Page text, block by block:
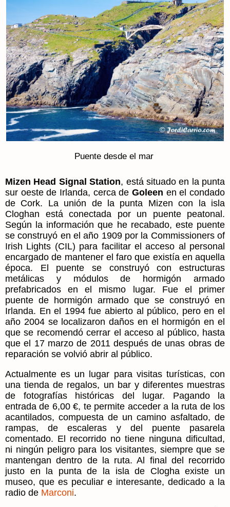
Puente desde el mar
Mizen Head Signal Station, está situado en la punta
sur oeste de Irlanda, cerca de Goleen en el condado
de Cork. La unión de la punta Mizen con la isla
Cloghan está conectada por un puente peatonal.
Según la información que he recabado, este puente
se construyó en el año 1909 por la Commissioners of
Irish Lights (CIL) para facilitar el acceso al personal
encargado de mantener el faro que existía en aquella
época. El puente se construyó con estructuras
metálicas y módulos de hormigón armado
prefabricados en el mismo lugar. Fue el primer
puente de hormigón armado que se construyó en
Irlanda. En el 1994 fue abierto al público, pero en el
año 2004 se localizaron daños en el hormigón en el
que se recomendó cerrar el acceso al público, hasta
que el 17 marzo de 2011 después de unas obras de
reparación se volvió abrir al público.
Actualmente es un lugar para visitas turísticas, con
una tienda de regalos, un bar y diferentes muestras
de fotografías históricas del lugar. Pagando la
entrada de 6,00 €, te permite acceder a la ruta de los
acantilados, compuesta de un camino asfaltado, de
rampas, de escaleras y del puente pasarela
comentado. El recorrido no tiene ninguna dificultad,
ni ningún peligro para los visitantes, siempre que se
mantengan dentro de la ruta. Al final del recorrido
justo en la punta de la isla de Cloghaexiste un
museo, que es peculiar e interesante, dedicado a la
radio de Marconi.